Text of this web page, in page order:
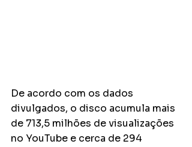
De acordo com os dados
divulgados, o disco acumula mais
de 713,5 milhões de visualizações
no YouTube e cerca de 294